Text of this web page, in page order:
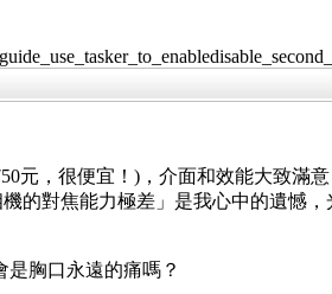
元，很便宜！)，介面和效能大致
的對焦能力極差」是我心中的遺憾
是胸口永遠的痛嗎？